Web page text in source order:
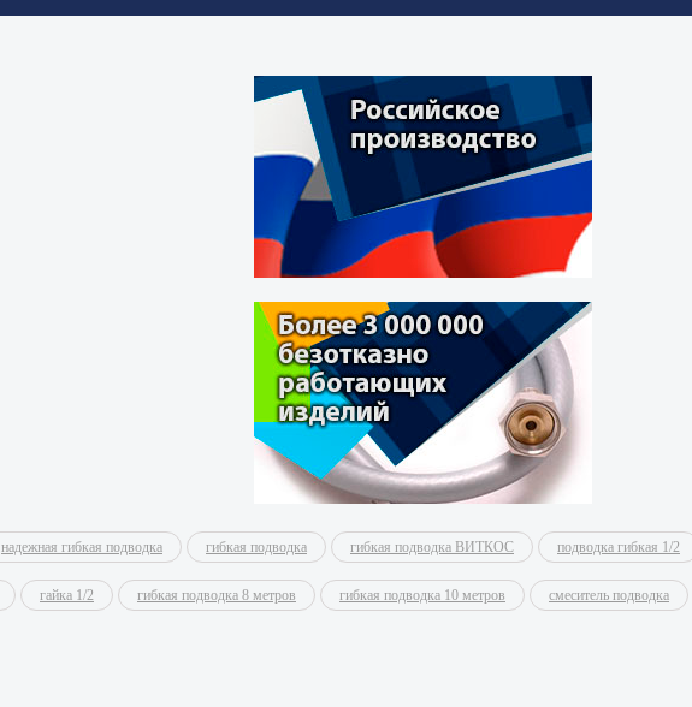
надежная гибкая подводка гибкая подводка гибкая подводка ВИТКОС подводка гибкая 1/2
гайка 1/2 гибкая подводка 8 метров гибкая подводка 10 метров смеситель подводка